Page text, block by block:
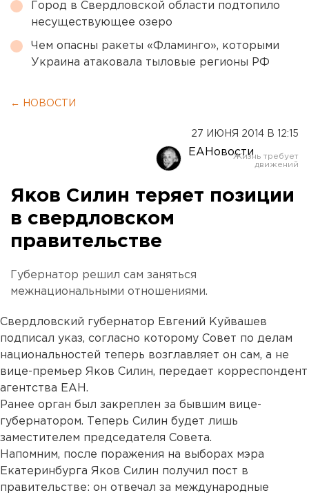
Город в Свердловской области подтопило
несуществующее озеро
Чем опасны ракеты «Фламинго», которыми
Украина атаковала тыловые регионы РФ
← НОВОСТИ
27 ИЮНЯ 2014 В 12:15
ЕАНовости
Яков Силин теряет позиции
в свердловском
правительстве
Губернатор решил сам заняться
межнациональными отношениями.
Свердловский губернатор Евгений Куйвашев
подписал указ, согласно которому Совет по делам
национальностей теперь возглавляет он сам, а не
вице-премьер Яков Силин, передает корреспондент
агентства ЕАН.
Ранее орган был закреплен за бывшим вице-
губернатором. Теперь Силин будет лишь
заместителем председателя Совета.
Напомним, после поражения на выборах мэра
Екатеринбурга Яков Силин получил пост в
правительстве: он отвечал за международные